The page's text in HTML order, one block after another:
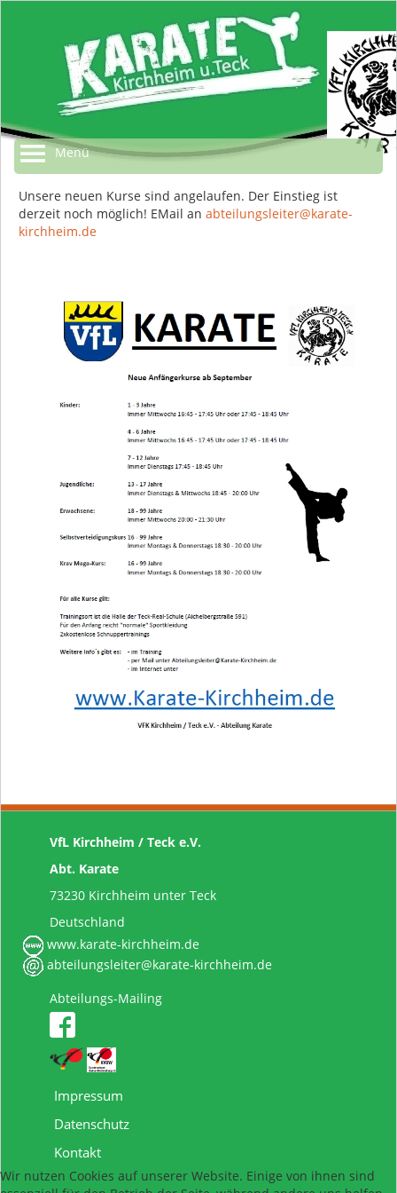
Menü
Unsere neuen Kurse sind angelaufen. Der Einstieg ist
derzeit noch möglich! EMail an abteilungsleiter@karate-
kirchheim.de
VfL Kirchheim / Teck e.V.
Abt. Karate
73230 Kirchheim unter Teck
Deutschland
www.karate-kirchheim.de
abteilungsleiter@karate-kirchheim.de
Abteilungs-Mailing
Impressum
Datenschutz
Kontakt
Wir nutzen Cookies auf unserer Website. Einige von ihnen sind